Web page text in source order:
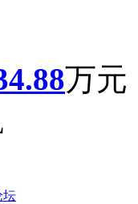
万元
坛